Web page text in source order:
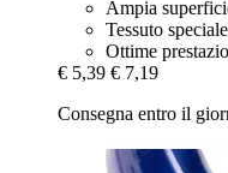
Ampia
Tessuto
Ottime
€ 5,39 € 7,19
Consegna entro il